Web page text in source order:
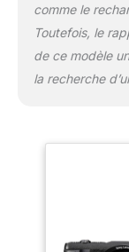
comme le
Toutefois, le
de ce modèle
la recherche